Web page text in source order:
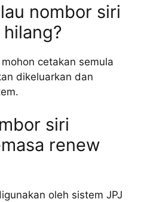
nombor siri
cetakan semula
dikeluarkan dan
siri
renew
oleh sistem JPJ